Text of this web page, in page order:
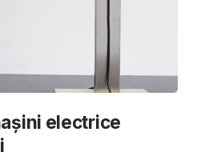
electrice